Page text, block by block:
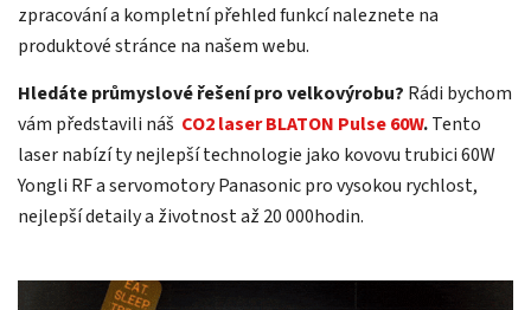
zpracování a kompletní přehled funkcí naleznete na
produktové stránce na našem webu.
Hledáte průmyslové řešení pro velkovýrobu? Rádi bychom
vám představili náš CO2 laser BLATON Pulse 60W.Tento
laser nabízí ty nejlepší technologie jako kovovu trubici 60W
Yongli RFa servomotory Panasonic pro vysokou rychlost,
nejlepší detaily a životnost až 20 000hodin.